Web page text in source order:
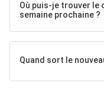
Où puis-je trouver le
semaine prochaine ?
Quand sort le